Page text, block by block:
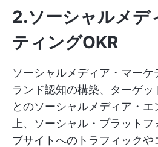
2.ソーシャルメデ
ティングOKR
ソーシャルメディア・マー
ランド認知の構築、ターゲッ
とのソーシャルメディア・エ
上、ソーシャル・プラット
ブサイトへのトラフィックや